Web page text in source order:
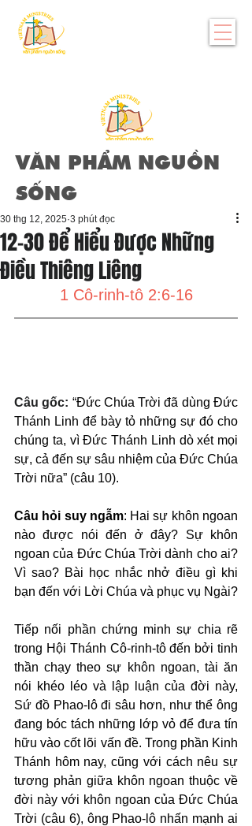
VĂN PHẨM NGUỒN
SỐNG
12-30 Để Hiểu Được Những
Điều Thiêng Liêng
30 thg 12, 2025 3 phút đọc
1 Cô-rinh-tô 2:6-16
Câu gốc: “Đức Chúa Trời đã dùng Đức
Thánh Linh để bày tỏ những sự đó cho
chúng ta, vì Đức Thánh Linh dò xét mọi
sự, cả đến sự sâu nhiệm của Đức Chúa
Trời nữa” (câu 10).
Câu hỏi suy ngẫm: Hai sự khôn ngoan
nào được nói đến ở đây? Sự khôn
ngoan của Đức Chúa Trời dành cho ai?
Vì sao? Bài học nhắc nhở điều gì khi
bạn đến với Lời Chúa và phục vụ Ngài?
Tiếp nối phần chứng minh sự chia rẽ
trong Hội Thánh Cô-rinh-tô đến bởi tinh
thần chạy theo sự khôn ngoan, tài ăn
nói khéo léo và lập luận của đời này,
Sứ đồ Phao-lô đi sâu hơn, như thể ông
đang bóc tách những lớp vỏ để đưa tín
hữu vào cốt lõi vấn đề. Trong phần Kinh
Thánh hôm nay, cũng với cách nêu sự
tương phản giữa khôn ngoan thuộc về
đời này với khôn ngoan của Đức Chúa
Trời (câu 6), ông Phao-lô nhấn mạnh ai